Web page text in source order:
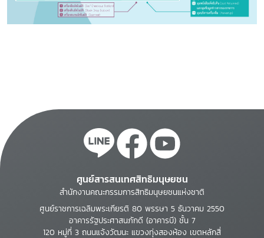
ศูนย์สารสนเทศสิทธิมนุษยชน
สำนักงานคณะกรรมการสิทธิมนุษยชนแห่งชาติ
ศูนย์ราชการเฉลิมพระเกียรติ 80 พรรษา 5 ธันวาคม 2550
อาคารรัฐประศาสนภักดี (อาคารบี) ชั้น 7
120 หมู่ที่ 3 ถนนแจ้งวัฒนะ แขวงทุ่งสองห้อง เขตหลักสี่